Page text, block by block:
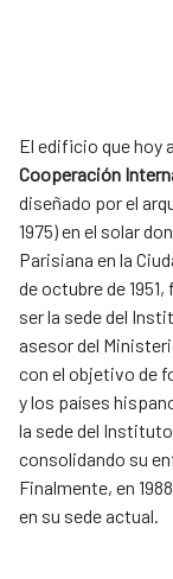
El edificio que hoy
Cooperación
diseñado por el
1975) en el solar
Parisiana en la
de octubre de
ser la sede del
asesor del
con el objetivo de
y los países
la sede del
consolidando su
Finalmente, en
en su sede actual.